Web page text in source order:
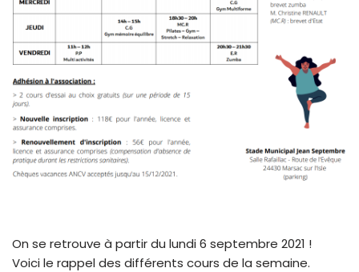
On se retrouve à partir du lundi 6 septembre 2021 !
Voici le rappel des différents cours de la semaine.